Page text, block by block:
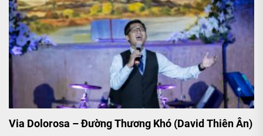
Via Dolorosa – Đường Thương Khó (David Thiên Ân)